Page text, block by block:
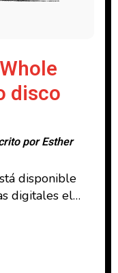
disco
porEsther
disponible
digitales el
es un
9 de
de All